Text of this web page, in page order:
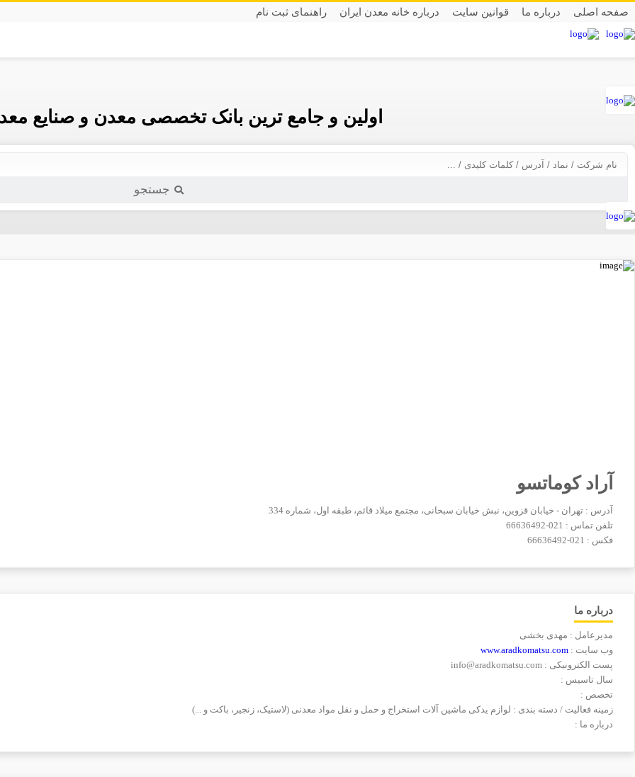
صفحه اصلی درباره ما قوانین سایت درباره خانه معدن ایران راهنمای ثبت نام
اولین و جامع ترین بانک تخصصی معدن و صنایع
جستجو
آراد کوماتسو
آدرس : تهران - خیابان قزوین، نبش خیابان سبحانی، مجتمع میلاد قائم، طبقه اول، شماره 334
تلفن تماس : 021-66636492
فکس : 021-66636492
درباره ما
مدیرعامل : مهدی بخشی
وب سایت :
پست الکترونیکی : info@aradkomatsu.com
سال تاسیس :
تخصص :
زمینه فعالیت / دسته بندی : لوازم یدکی ماشین آلات استخراج و حمل و نقل مواد معدنی (لاستیک، زنجیر، باکت و ...)
درباره ما :